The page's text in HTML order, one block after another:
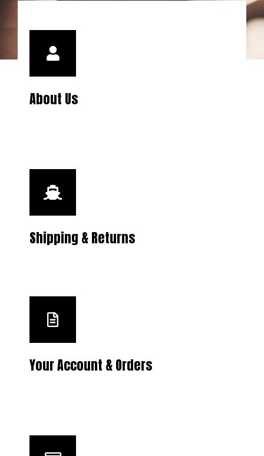
About Us
Shipping & Returns
Your Account & Orders